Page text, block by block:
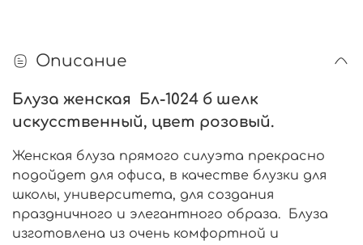
Описание
Блуза женская Бл-1024 б шелк
искусственный, цвет розовый.
Женская блуза прямого силуэта прекрасно
подойдет для офиса, в качестве блузки для
школы, университета, для создания
праздничного и элегантного образа. Блуза
изготовлена из очень комфортной и